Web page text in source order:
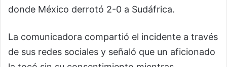
donde México derrotó 2-0 a Sudáfrica.
La comunicadora compartió el incidente a través
de sus redes sociales y señaló que un aficionado